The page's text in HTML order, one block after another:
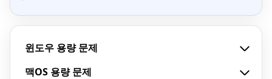
윈도우 용량 문제
맥OS 용량 문제